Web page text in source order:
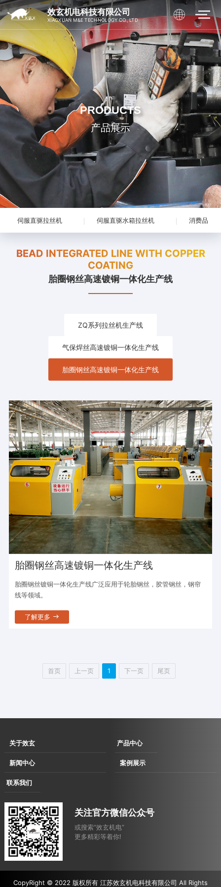
效玄机电科技有限公司
XIAOXUAN M&E TECHNOLOGY CO., LTD
PRODUCTS
产品展示
伺服直驱拉丝机 伺服直驱水箱拉丝机 消费品
BEAD INTEGRATED LINE WITH COPPER
COATING
胎圈钢丝高速镀铜一体化生产线
ZQ系列拉丝机生产线
气保焊丝高速镀铜一体化生产线
胎圈钢丝高速镀铜一体化生产线
胎圈钢丝高速镀铜一体化生产线
胎圈钢丝镀铜一体化生产线广泛应用于轮胎钢丝，胶管钢丝，钢帘
线等领域。
了解更多
首页 上一页 1 下一页 尾页
关于效玄
企业简介
发展历程
资质荣誉
产品中心
伺服直驱拉丝
消费品
汽车
设备
新闻中心
企业动态
案例展示
合作案例
联系我们
电子地图
关注官方微信公众号
或搜索“效玄机电”
更多精彩等着你!
CopyRight © 2022 版权所有 江苏效玄机电科技有限公司 All Rights